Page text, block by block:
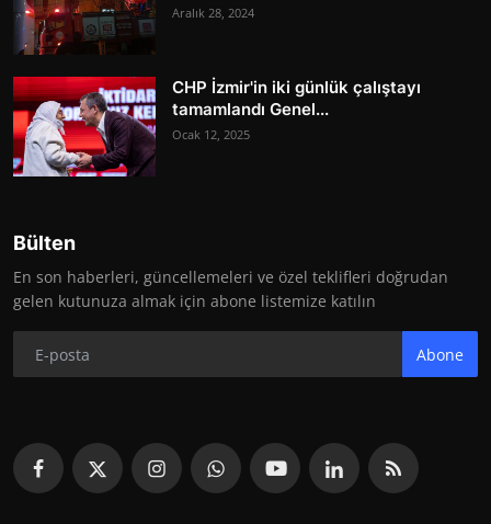
Aralık 28, 2024
CHP İzmir'in iki günlük çalıştayı
tamamlandı Genel...
Ocak 12, 2025
Bülten
En son haberleri, güncellemeleri ve özel teklifleri doğrudan
gelen kutunuza almak için abone listemize katılın
Abone